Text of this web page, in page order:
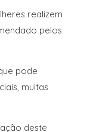
realizem
pelos
pode
muitas
deste